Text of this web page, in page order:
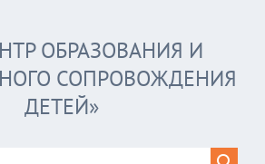
ОБРАЗОВАНИЯ И
СОПРОВОЖДЕНИЯ
ДЕТЕЙ»